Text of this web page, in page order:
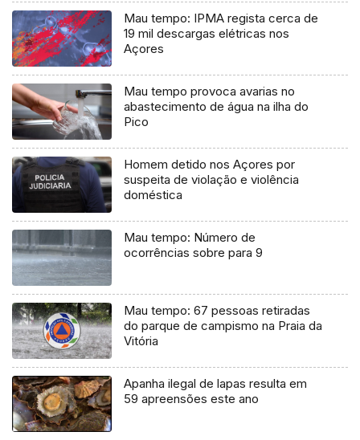
Mau tempo: IPMA regista cerca de
19 mil descargas elétricas nos
Açores
Mau tempo provoca avarias no
abastecimento de água na ilha do
Pico
Homem detido nos Açores por
suspeita de violação e violência
doméstica
Mau tempo: Número de
ocorrências sobre para 9
Mau tempo: 67 pessoas retiradas
do parque de campismo na Praia da
Vitória
Apanha ilegal de lapas resulta em
59 apreensões este ano